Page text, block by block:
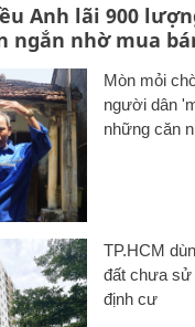
Anh lãi 900
ngắn nhờ mua
Mòn mỏi
người dân
những căn
TP.HCM
đất chưa sử
định cư